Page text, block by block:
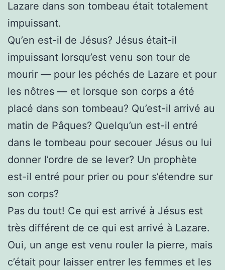
Lazare dans son tombeau était totalement
impuissant.
Qu’en est-il de Jésus? Jésus était-il
impuissant lorsqu’est venu son tour de
mourir — pour les péchés de Lazare et pour
les nôtres — et lorsque son corps a été
placé dans son tombeau? Qu’est-il arrivé au
matin de Pâques? Quelqu’un est-il entré
dans le tombeau pour secouer Jésus ou lui
donner l’ordre de se lever? Un prophète
est-il entré pour prier ou pour s’étendre sur
son corps?
Pas du tout! Ce qui est arrivé à Jésus est
très différent de ce qui est arrivé à Lazare.
Oui, un ange est venu rouler la pierre, mais
c’était pour laisser entrer les femmes et les